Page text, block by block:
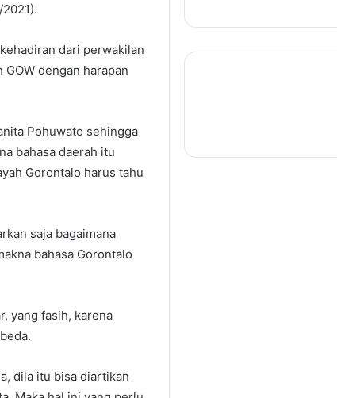
dari perwakilan
dengan harapan
Pohuwato sehingga
bahasa daerah itu
Gorontalo harus tahu
saja bagaimana
bahasa Gorontalo
yang fasih, karena
dila itu bisa diartikan